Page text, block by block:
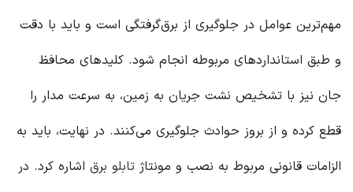
مهم‌ترین عوامل در جلوگیری از برق‌گرفتگی است و باید با دقت
و طبق استانداردهای مربوطه انجام شود. کلیدهای محافظ
جان نیز با تشخیص نشت جریان به زمین، به سرعت مدار را
قطع کرده و از بروز حوادث جلوگیری می‌کنند. در نهایت، باید به
الزامات قانونی مربوط به نصب و مونتاژ تابلو برق اشاره کرد. در